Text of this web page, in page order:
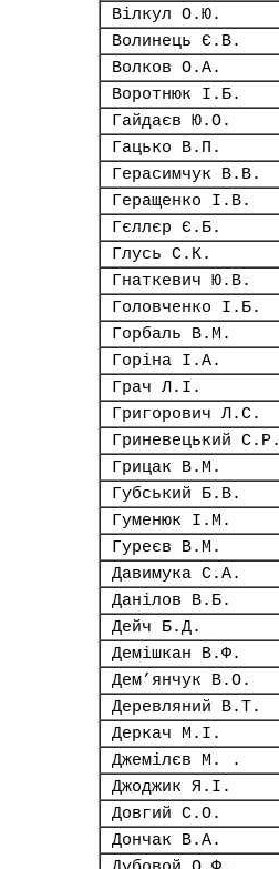
Вілкул О.Ю.
Волинець Є.В.
Волков О.А.
Воротнюк І.Б.
Гайдаєв Ю.О.
Гацько В.П.
Герасимчук В.В.
Геращенко І.В.
Гєллєр Є.Б.
Глусь С.К.
Гнаткевич Ю.В.
Головченко І.Б.
Горбаль В.М.
Горіна І.А.
Грач Л.І.
Григорович Л.С.
Гриневецький С.Р.
Грицак В.М.
Губський Б.В.
Гуменюк І.М.
Гуреєв В.М.
Давимука С.А.
Данілов В.Б.
Дейч Б.Д.
Демішкан В.Ф.
Дем’янчук В.О.
Деревляний В.Т.
Деркач М.І.
Джемілєв М. .
Джоджик Я.І.
Довгий С.О.
Дончак В.А.